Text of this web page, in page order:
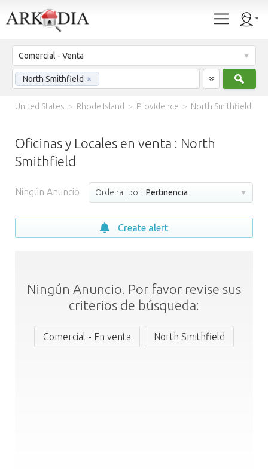
Comercial - Venta
North Smithfield ×
United States > Rhode Island > Providence > North Smithfield
Oficinas y Locales en venta : North
Smithfield
Ningún Anuncio Ordenar por: Pertinencia
Create alert
Ningún Anuncio. Por favor revise sus
criterios de búsqueda:
Comercial - En venta North Smithfield